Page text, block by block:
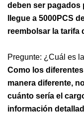
deben ser pagados
llegue a 5000PCS
reembolsar la tarifa
Pregunte: ¿Cuál es
Como los
manera diferente,
cuánto sería el
información